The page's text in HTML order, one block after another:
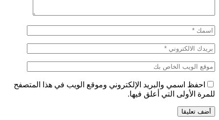
احفظ اسمي والبريد الإلكتروني وموقع الويب في هذا المتصفح
للمرة الأولى التي أعلق فيها.